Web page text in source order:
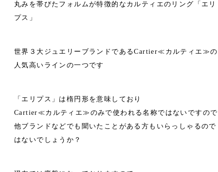
丸みを帯びたフォルムが特徴的なカルティエのリング「エリ
プス」
世界３大ジュエリーブランドであるCartier≪カルティエ≫の
人気高いラインの一つです
「エリプス」は楕円形を意味しており
Cartier≪カルティエ≫のみで使われる名称ではないですので
他ブランドなどでも聞いたことがある方もいらっしゃるので
はないでしょうか？